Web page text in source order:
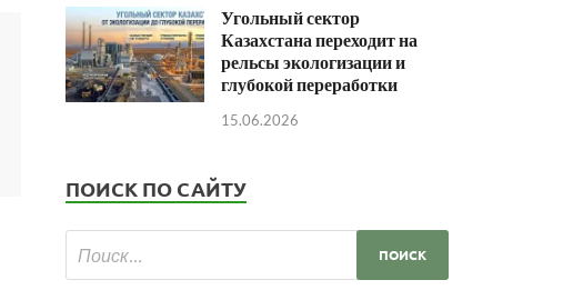
Угольный сектор
Казахстана переходит на
рельсы экологизации и
глубокой переработки
15.06.2026
ПОИСК ПО САЙТУ